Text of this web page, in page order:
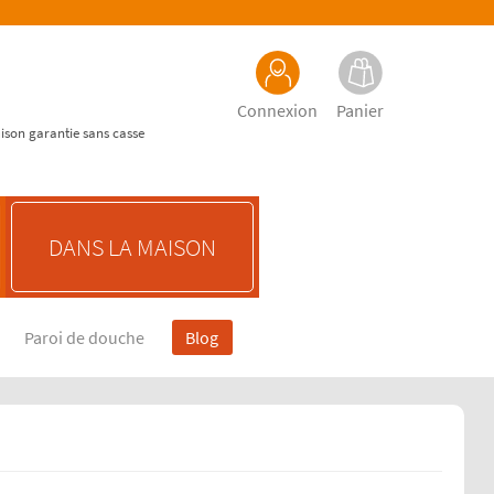
Connexion Panier
garantie sans casse
DANS LA MAISON
Paroi de douche Blog